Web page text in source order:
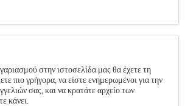
στην ιστοσελίδα μας θα έχετε τη
πιο γρήγορα, να είστε ενημερωμένοι για την
σας, και να κρατάτε αρχείο των
κάνει.